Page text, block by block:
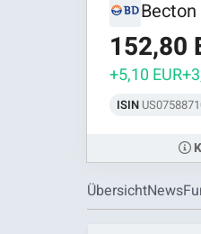
152,80
+5,10 EUR
ISIN
ÜbersichtNews